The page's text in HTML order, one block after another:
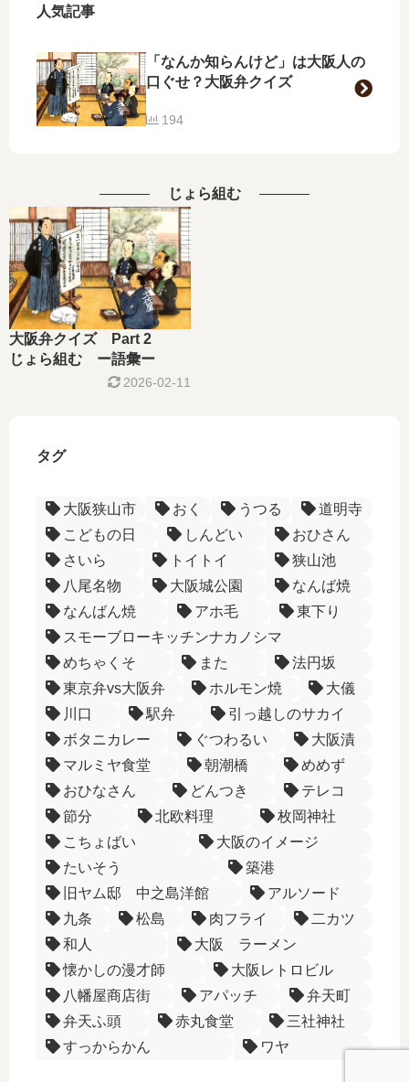
人気記事
「なんか知らんけど」は大阪人の
口ぐせ？大阪弁クイズ
194
じょら組む
大阪弁クイズ Part 2
じょら組む ー語彙ー
2026-02-11
タグ
大阪狭山市 おく うつる
道明寺
こどもの日
しんどい
おひさん
さいら
トイトイ
狭山池
八尾名物
大阪城公園
なんば焼
なんばん焼
アホ毛
東下り
スモーブローキッチンナカノシマ
めちゃくそ
また
法円坂
東京弁vs大阪弁
ホルモン焼
大儀
川口
駅弁
引っ越しのサカイ
ボタニカレー
ぐつわるい
大阪漬
マルミヤ食堂
朝潮橋
めめず
おひなさん
どんつき
テレコ
節分
北欧料理
枚岡神社
こちょばい
大阪のイメージ
たいそう
築港
旧ヤム邸 中之島洋館
アルソード
九条
松島 肉フライ
二カツ
和人
大阪 ラーメン
懐かしの漫才師
大阪レトロビル
八幡屋商店街
アパッチ
弁天町
弁天ふ頭
赤丸食堂
三社神社
すっからかん
ワヤ